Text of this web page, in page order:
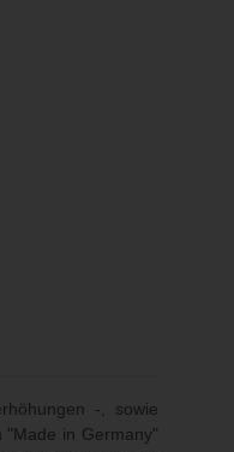
-, sowie
"Made in Germany"